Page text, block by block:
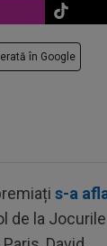
în Google
s-a
de la Jocurile